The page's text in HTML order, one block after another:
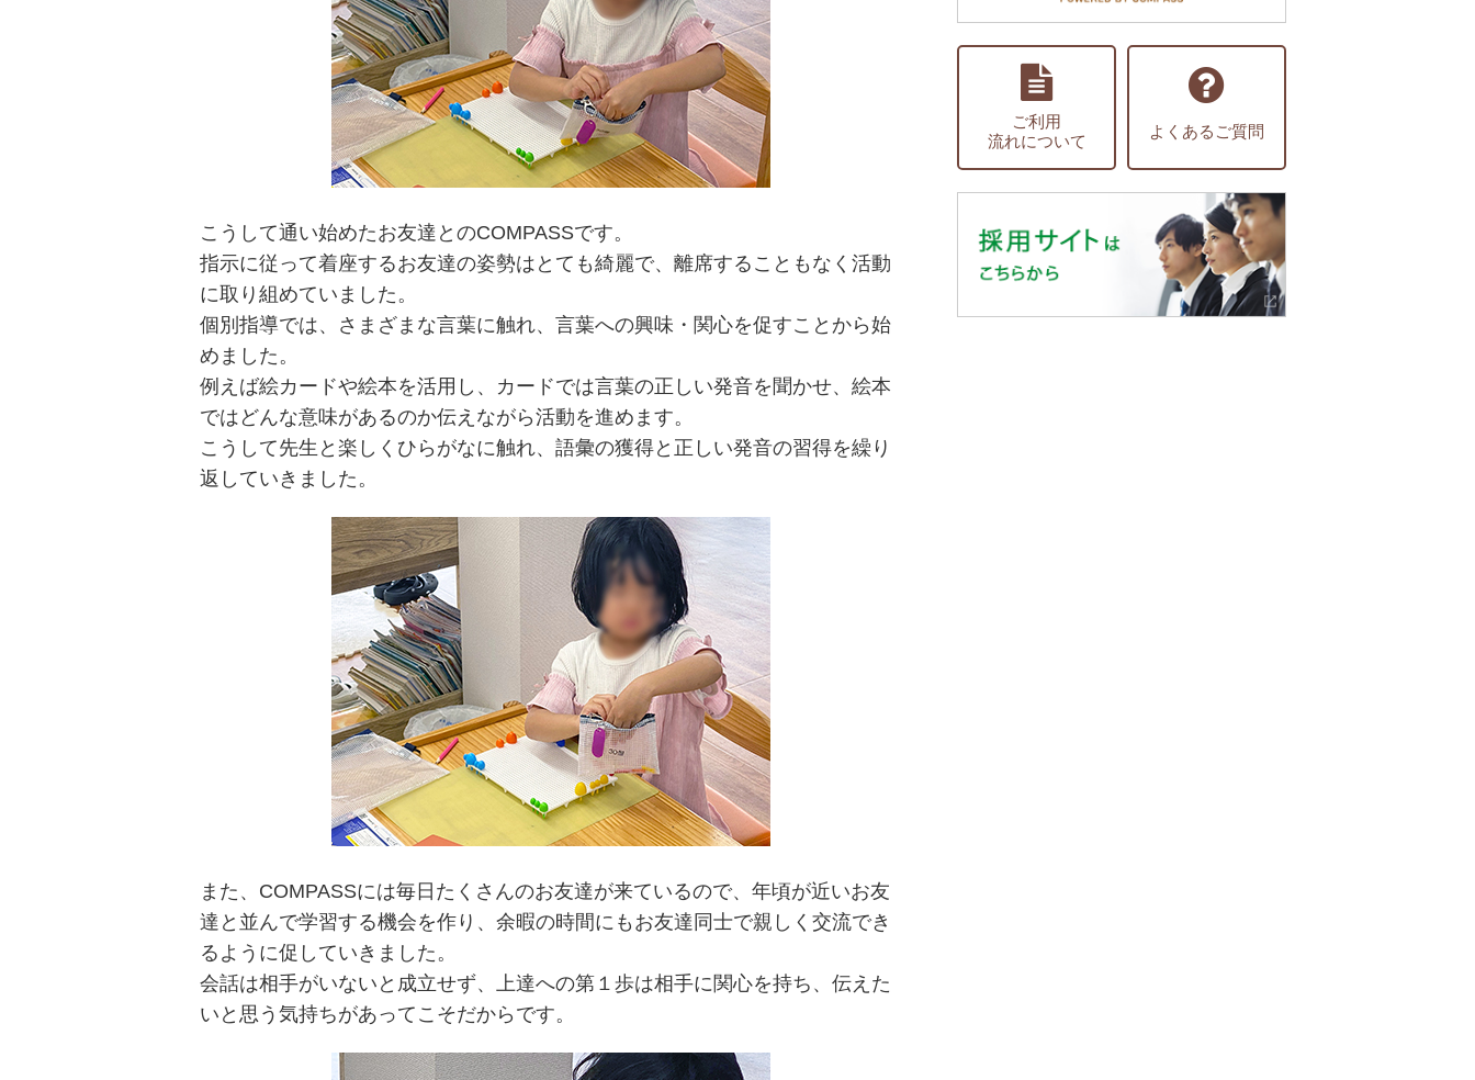
こうして通い始めたお友達とのCOMPASSです。
指示に従って着座するお友達の姿勢はとても綺麗で、離席することもなく活動
に取り組めていました。
個別指導では、さまざまな言葉に触れ、言葉への興味・関心を促すことから始
めました。
例えば絵カードや絵本を活用し、カードでは言葉の正しい発音を聞かせ、絵本
ではどんな意味があるのか伝えながら活動を進めます。
こうして先生と楽しくひらがなに触れ、語彙の獲得と正しい発音の習得を繰り
返していきました。
また、COMPASSには毎日たくさんのお友達が来ているので、年頃が近いお友
達と並んで学習する機会を作り、余暇の時間にもお友達同士で親しく交流でき
るように促していきました。
会話は相手がいないと成立せず、上達への第１歩は相手に関心を持ち、伝えた
いと思う気持ちがあってこそだからです。
ご利用
流れについて
よくあるご質問